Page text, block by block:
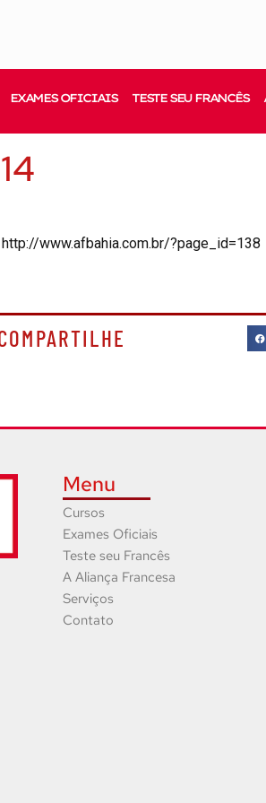
EXAMES OFICIAIS TESTE SEU FRANCÊS
http://www.afbahia.com.br/?page_id=138
Menu
Cursos
Exames Oficiais
Teste seu Francês
A Aliança Francesa
Serviços
Contato